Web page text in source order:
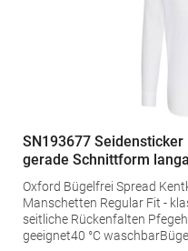
SN193677
gerade Schnittform
Oxford Bügelfrei Spread Kentkragen Weitenverstellbare
Manschetten Regular Fit - klassisch gerade Schnittform Zwei
seitliche Rückenfalten
geeignet40 °C